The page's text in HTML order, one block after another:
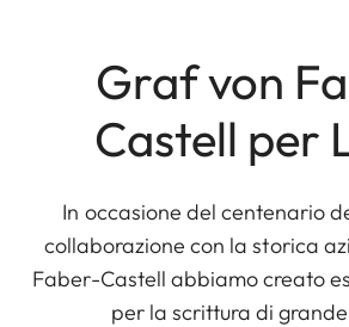
Graf von
Castell per
In occasione del centenario
collaborazione con la storica
Faber-Castell abbiamo creato
per la scrittura di